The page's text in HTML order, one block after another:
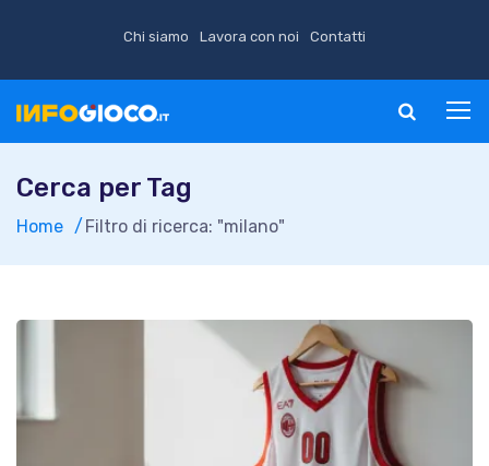
Chi siamo Lavora con noi Contatti
Cerca per Tag
Home Filtro di ricerca: "milano"